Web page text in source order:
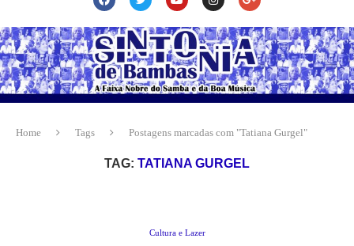
Home Tags Postagens marcadas com "Tatiana Gurgel"
TAG: TATIANA GURGEL
Cultura e Lazer